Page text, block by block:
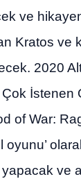
ve
Kratos ve
2020
Çok İstenen
of War:
oyunu’
ve